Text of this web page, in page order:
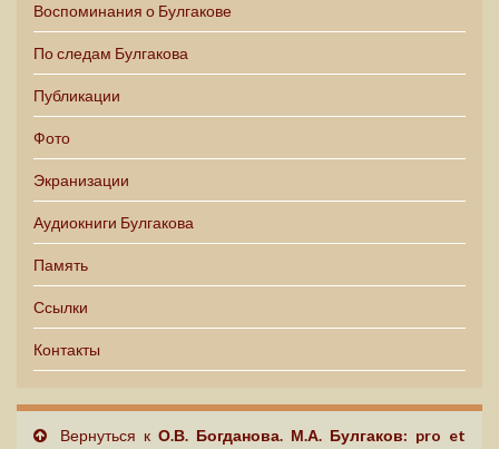
Воспоминания о Булгакове
По следам Булгакова
Публикации
Фото
Экранизации
Аудиокниги Булгакова
Память
Ссылки
Контакты
Вернуться к О.В. Богданова. М.А. Булгаков: pro et